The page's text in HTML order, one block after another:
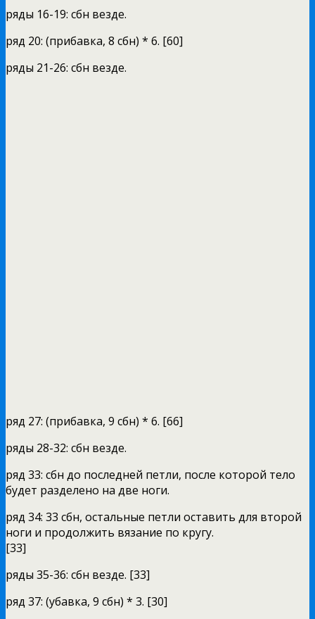
ряды 16-19: сбн везде.
ряд 20: (прибавка, 8 сбн) * 6. [60]
ряды 21-26: сбн везде.
ряд 27: (прибавка, 9 сбн) * 6. [66]
ряды 28-32: сбн везде.
ряд 33: сбн до последней петли, после которой тело
будет разделено на две ноги.
ряд 34: 33 сбн, остальные петли оставить для второй
ноги и продолжить вязание по кругу.
[33]
ряды 35-36: сбн везде. [33]
ряд 37: (убавка, 9 сбн) * 3. [30]